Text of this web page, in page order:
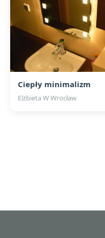
Ciepły minimalizm
Elżbieta W Wrocław